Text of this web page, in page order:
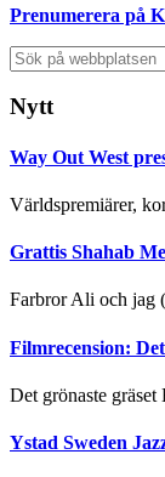
Prenumerera på
Sök
på
webbplatsen
Nytt
Way Out West
Världspremiärer,
Grattis Shahab
Farbror Ali och jag
Filmrecension:
Det grönaste
Ystad Sweden